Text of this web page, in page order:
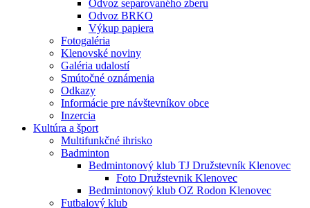
Odvoz separovaného zberu
Odvoz BRKO
Výkup papiera
Fotogaléria
Klenovské noviny
Galéria udalostí
Smútočné oznámenia
Odkazy
Informácie pre návštevníkov obce
Inzercia
Kultúra a šport
Multifunkčné ihrisko
Badminton
Bedmintonový klub TJ Družstevník Klenovec
Foto Družstevnik Klenovec
Bedmintonový klub OZ Rodon Klenovec
Futbalový klub